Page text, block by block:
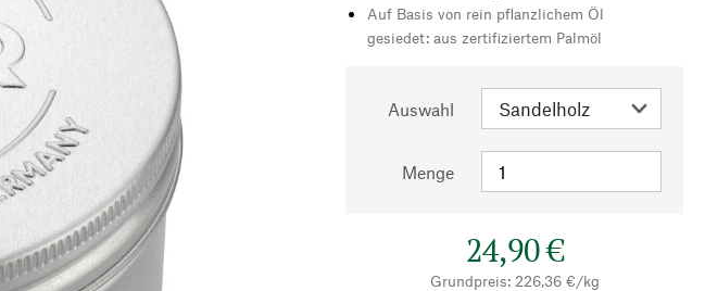
Auf Basis von rein pflanzlichem Öl
gesiedet: aus zertifiziertem Palmöl
Auswahl
Menge
24,90 €
Grundpreis: 226,36 €/kg